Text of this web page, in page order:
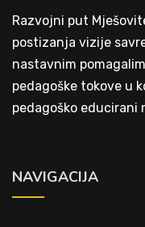
Razvojni put
postizanja vizije
nastavnim
pedagoške tokove u
pedagoško educirani
NAVIGACIJA